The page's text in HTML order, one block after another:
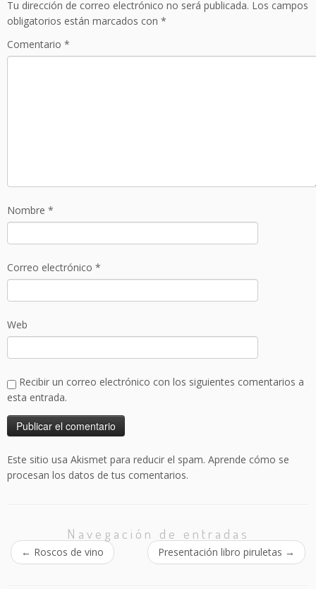
Tu dirección de correo electrónico no será publicada. Los campos
obligatorios están marcados con *
Comentario *
Nombre *
Correo electrónico *
Web
Recibir un correo electrónico con los siguientes comentarios a
esta entrada.
Este sitio usa Akismet para reducir el spam. Aprende cómo se
procesan los datos de tus comentarios.
Navegación de entradas
← Roscos de vino Presentación libro piruletas →